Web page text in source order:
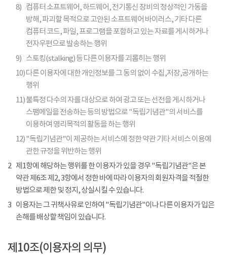
8) 컴퓨터 소프트웨어, 하드웨어, 전기통신 장비의 정상적인 가동을
방해, 파괴할 목적으로 고안된 소프트웨어 바이러스, 기타 다른
컴퓨터 코드, 파일, 프로그램을 포함하고 있는 자료를 게시하거나
전자우편으로 발송하는 행위
9) 스토킹(stalking) 등 다른 이용자를 괴롭히는 행위
10)다른 이용자에 대한 개인정보를 그 동의 없이 수집,저장,공개하는
행위
11)불특정 다수의 자를 대상으로 하여 광고 또는 선전을 게시하거나
스팸메일을 전송하는 등의 방법으로 "독립기념관"의 서비스를
이용하여 영리목적의 활동을 하는 행위
12)"독립기념관"이 제공하는 서비스에 정한 약관 기타 서비스 이용에
관한 규정을 위반하는 행위
2 제1항에 해당하는 행위를 한 이용자가 있을 경우 "독립기념관"은 본
약관 제6조 제2, 3항에서 정한 바에 따라 이용자의 회원자격을 적절한
방법으로 제한 및 정지, 상실시킬 수 있습니다.
3 이용자는 그 귀책사유로 인하여 "독립기념관"이나 다른 이용자가 입은
손해를 배상할 책임이 있습니다.
제10조(이용자의 의무)